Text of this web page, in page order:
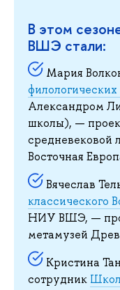
В этом
ВШЭ стали:
Мария
Александром
школы), —
средневековой
Восточная
Вячеслав
классического
НИУ ВШЭ, —
метамузей
Кристина
сотрудник